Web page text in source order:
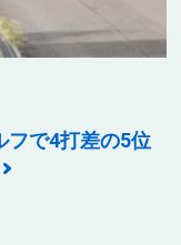
フで4打差の5位